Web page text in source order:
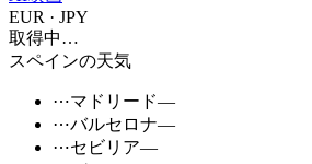
EUR · JPY
取得中…
スペインの天気
⋯マドリード—
⋯バルセロナ—
⋯セビリア—